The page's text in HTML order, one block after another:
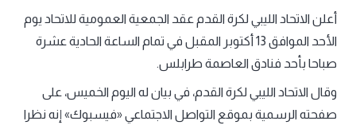
أعلن الاتحاد الليبي لكرة القدم عقد الجمعية العمومية للاتحاد يوم
الأحد الموافق 13 أكتوبر المقبل في تمام الساعة الحادية عشرة
صباحا بأحد فنادق العاصمة طرابلس.
وقال الاتحاد الليبي لكرة القدم، في بيان له اليوم الخميس، على
صفحته الرسمية بموقع التواصل الاجتماعي «فيسبوك» إنه نظرا